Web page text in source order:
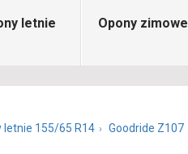
letnie Opony zimowe
letnie 155/65 R14 Goodride Z107